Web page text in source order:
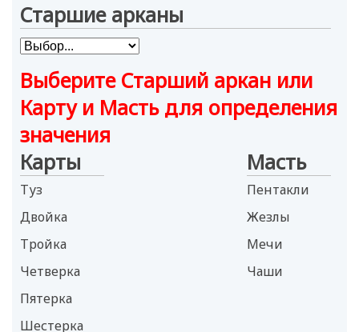
Старшие арканы
Выберите Старший аркан или
Карту и Масть для определения
значения
Карты
Туз
Двойка
Тройка
Четверка
Пятерка
Шестерка
Масть
Пентакли
Жезлы
Мечи
Чаши